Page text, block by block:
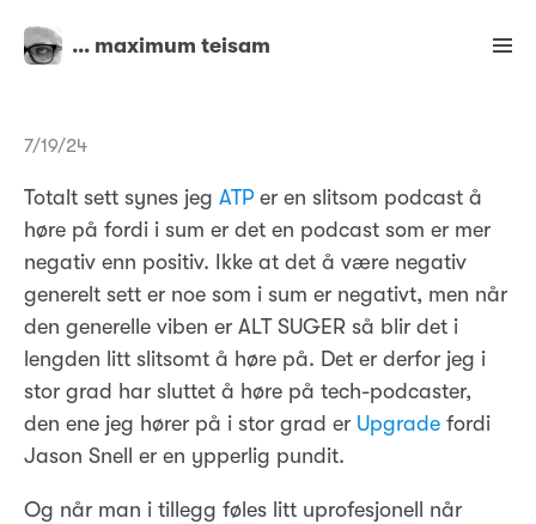
… maximum teisam
7/19/24
Totalt sett synes jeg ATPer en slitsom podcast å
høre på fordi i sum er det en podcast som er mer
negativ enn positiv. Ikke at det å være negativ
generelt sett er noe som i sum er negativt, men når
den generelle viben er ALT SUGER så blir det i
lengden litt slitsomt å høre på. Det er derfor jeg i
stor grad har sluttet å høre på tech-podcaster,
den ene jeg hører på i stor grad er Upgrade fordi
Jason Snell er en ypperlig pundit.
Og når man i tillegg føles litt uprofesjonell når